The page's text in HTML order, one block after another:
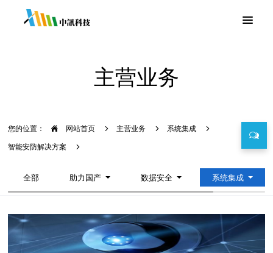
主营业务
您的位置： 网站首页 主营业务
系统集成
智能安防解决方案
全部 助力国产 数据安全 系统集成